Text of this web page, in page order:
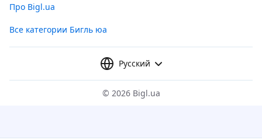
Про Bigl.ua
Все категории Бигль юа
Русский
© 2026 Bigl.ua